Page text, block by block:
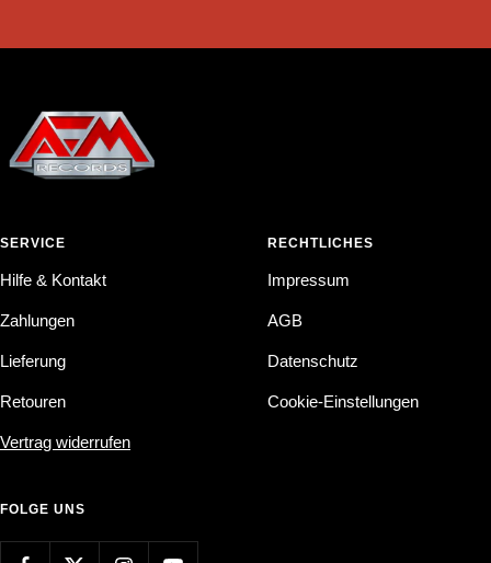
SERVICE
Hilfe & Kontakt
Zahlungen
Lieferung
Retouren
Vertrag widerrufen
RECHTLICHES
Impressum
AGB
Datenschutz
Cookie-Einstellungen
FOLGE UNS